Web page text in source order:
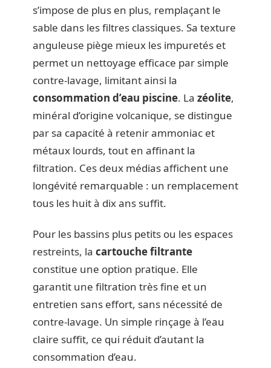
s’impose de plus en plus, remplaçant le
sable dans les filtres classiques. Sa texture
anguleuse piège mieux les impuretés et
permet un nettoyage efficace par simple
contre-lavage, limitant ainsi la
consommation d’eau piscine. La zéolite,
minéral d’origine volcanique, se distingue
par sa capacité à retenir ammoniac et
métaux lourds, tout en affinant la
filtration. Ces deux médias affichent une
longévité remarquable : un remplacement
tous les huit à dix ans suffit.
Pour les bassins plus petits ou les espaces
restreints, la cartouche filtrante
constitue une option pratique. Elle
garantit une filtration très fine et un
entretien sans effort, sans nécessité de
contre-lavage. Un simple rinçage à l’eau
claire suffit, ce qui réduit d’autant la
consommation d’eau.